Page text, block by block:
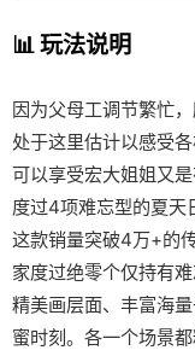
📊 玩法说明
因为父母工调节繁忙
处于这里估计以感受
可以享受宏大姐姐又
度过4项难忘型的夏天
这款销量突破4万+的
家度过绝零个仅持有
精美画层面、丰富海
蜜时刻。各一个场景